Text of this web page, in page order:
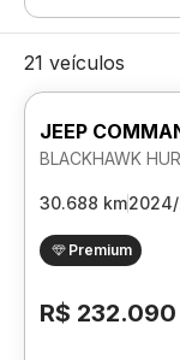
21 veículos
JEEP
30.688 km
Premium
R$ 232.090